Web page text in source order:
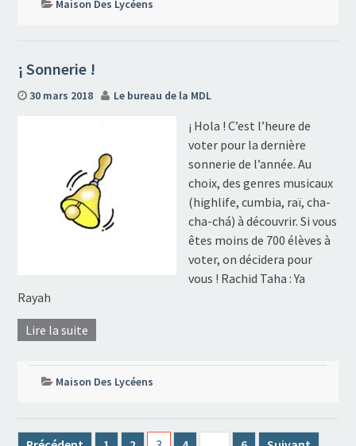
Maison Des Lycéens
¡ Sonnerie !
30 mars 2018 Le bureau de la MDL
¡ Hola ! C’est l’heure de
voter pour la dernière
sonnerie de l’année. Au
choix, des genres musicaux
(highlife, cumbia, raï, cha-
cha-chá) à découvrir. Si vous
êtes moins de 700 élèves à
voter, on décidera pour
vous ! Rachid Taha : Ya
Rayah
Lire la suite
Maison Des Lycéens
Pagination